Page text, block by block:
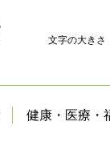
文字の大きさ
健康・医療・